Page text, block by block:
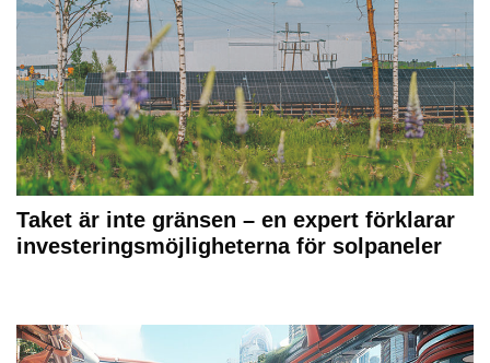
Taket är inte gränsen – en expert förklarar
investeringsmöjligheterna för solpaneler